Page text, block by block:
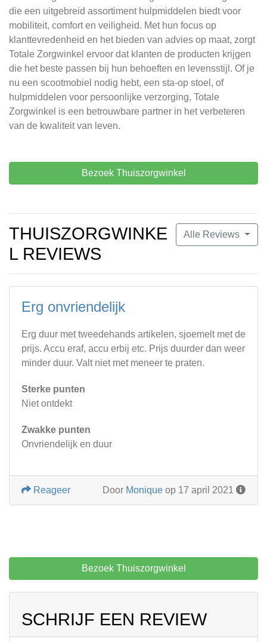
die een uitgebreid assortiment hulpmiddelen biedt voor
mobiliteit, comfort en veiligheid. Met hun focus op
klanttevredenheid en het bieden van advies op maat, zorgt
Totale Zorgwinkel ervoor dat klanten de producten krijgen
die het beste passen bij hun behoeften en levensstijl. Of je
nu een scootmobiel nodig hebt, een sta-op stoel, of
hulpmiddelen voor persoonlijke verzorging, Totale
Zorgwinkel is een betrouwbare partner in het verbeteren
van de kwaliteit van leven.
Bezoek Thuiszorgwinkel
Alle Reviews
THUISZORGWINKE
L REVIEWS
Erg onvriendelijk
Erg duur met tweedehands artikelen, sjoemelt met de
prijs. Accu eraf, accu erbij etc. Prijs duurder dan weer
minder duur. Valt niet met meneer te praten.
Sterke punten
Niet ontdekt
Zwakke punten
Onvriendelijk en duur
Door Monique op 17 april 2021
Reageer
Bezoek Thuiszorgwinkel
SCHRIJF EEN REVIEW